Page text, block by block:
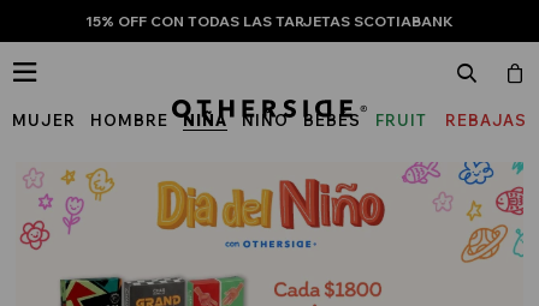
15% OFF CON TODAS LAS TARJETAS SCOTIABANK
MUJER HOMBRE NIÑA NIÑO BEBÉS
FRUIT
THE
LOOM
REBAJAS
